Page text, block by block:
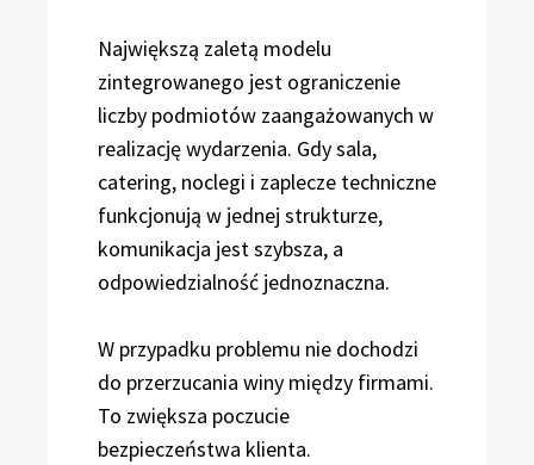
Największą zaletą modelu
zintegrowanego jest ograniczenie
liczby podmiotów zaangażowanych w
realizację wydarzenia. Gdy sala,
catering, noclegi i zaplecze techniczne
funkcjonują w jednej strukturze,
komunikacja jest szybsza, a
odpowiedzialność jednoznaczna.
W przypadku problemu nie dochodzi
do przerzucania winy między firmami.
To zwiększa poczucie
bezpieczeństwa klienta.